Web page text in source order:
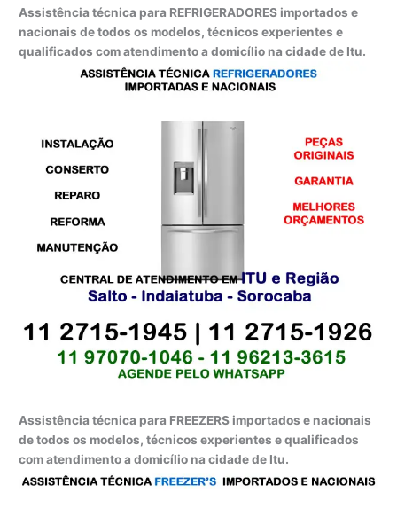
Assistência técnica para REFRIGERADORES importados e
nacionais de todos os modelos, técnicos experientes e
qualificados com atendimento a domicílio na cidade de Itu.
Assistência técnica para FREEZERS importados e nacionais
de todos os modelos, técnicos experientes e qualificados
com atendimento a domicílio na cidade de Itu.